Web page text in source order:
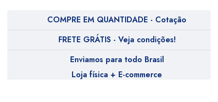
COMPRE EM QUANTIDADE - Cotação
FRETE GRÁTIS - Veja condições!
Enviamos para todo Brasil
Loja física + E-commerce